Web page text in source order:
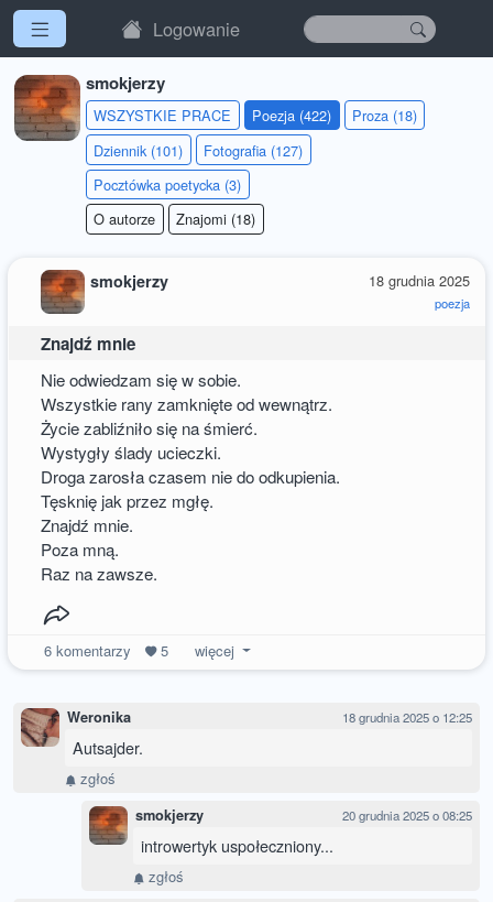
Logowanie
smokjerzy
WSZYSTKIE PRACE Poezja (422)
Proza (18)
Dziennik (101)
Fotografia (127)
Pocztówka poetycka (3)
O autorze
Znajomi (18)
18 grudnia 2025
poezja
smokjerzy
Znajdź mnie
Nie odwiedzam się w sobie.
Wszystkie rany zamknięte od wewnątrz.
Życie zabliźniło się na śmierć.
Wystygły ślady ucieczki.
Droga zarosła czasem nie do odkupienia.
Tęsknię jak przez mgłę.
Znajdź mnie.
Poza mną.
Raz na zawsze.
6komentarzy 5 więcej
Weronika 18 grudnia 2025 o 12:25
Autsajder.
zgłoś
smokjerzy 20 grudnia 2025 o 08:25
introwertyk uspołeczniony...
zgłoś